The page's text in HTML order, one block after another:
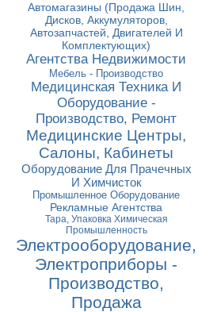
Автомагазины (Продажа Шин,
Дисков, Аккумуляторов,
Автозапчастей, Двигателей И
Комплектующих)
Агентства Недвижимости
Мебель - Производство
Медицинская Техника И
Оборудование -
Производство, Ремонт
Медицинские Центры,
Салоны, Кабинеты
Оборудование Для Прачечных
И Химчисток
Промышленное Оборудование
Рекламные Агентства
Тара, Упаковка Химическая
Промышленность
Электрооборудование,
Электроприборы -
Производство,
Продажа